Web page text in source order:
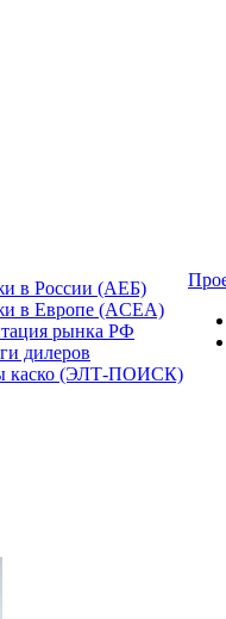
в России (АЕБ)
в Европе (ACEA)
рынка РФ
дилеров
каско (ЭЛТ-ПОИСК)